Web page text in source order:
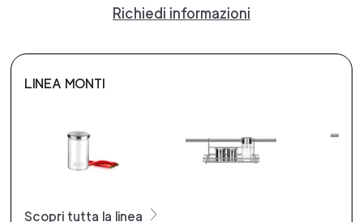
Richiedi informazioni
LINEA MONTI
Scopri tutta la linea